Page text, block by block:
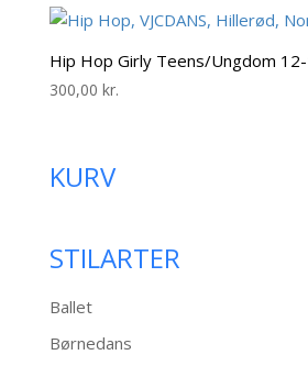
Hip Hop Girly Teens/Ungdom
300,00 kr.
KURV
STILARTER
Ballet
Børnedans